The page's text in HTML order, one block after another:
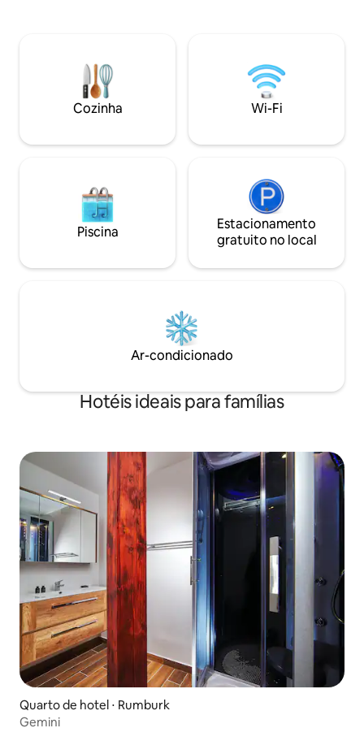
maravilhosa da Montanha do Diabo e das
coroas das árvores ao redor. O hotel
também tem restaurante, café, salão de
jogos, bar do hotel e sala de jogos para
Liberec e do
Ještěd –
sua estadia no
Hotel.
Cozinha Wi-Fi
Piscina
Estacionamento
gratuito no local
Ar-condicionado
Hotéis ideais para famílias
Quarto de hotel ⋅ Rumburk
Gemini